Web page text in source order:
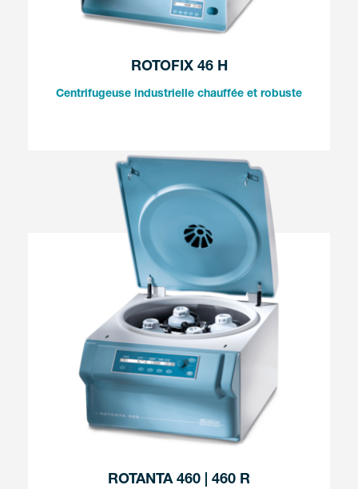
ROTOFIX 46 H
Centrifugeuse industrielle chauffée et robuste
ROTANTA 460 | 460 R